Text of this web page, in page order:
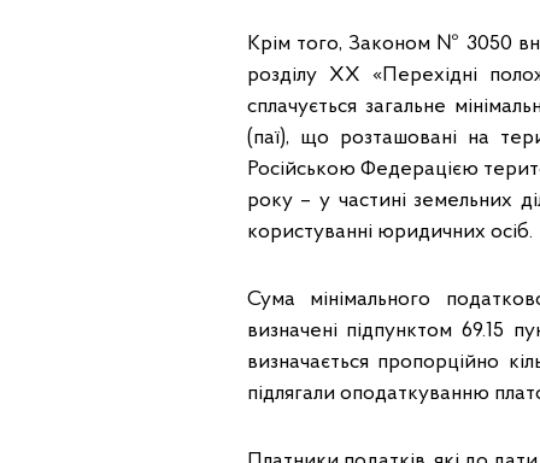
Крім того, Законом № 3050
розділу ХХ «Перехідні
сплачується загальне
(паї), що розташовані на
Російською Федерацією
року – у частині земельних
користуванні юридичних осіб.
Сума мінімального
визначені підпунктом 69.15
визначається пропорційно
підлягали оподаткуванню